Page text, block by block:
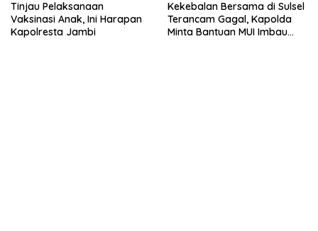
Tinjau Pelaksanaan
Vaksinasi Anak, Ini Harapan
Kapolresta Jambi
Kekebalan Bersama di Sulsel
Terancam Gagal, Kapolda
Minta Bantuan MUI Imbau